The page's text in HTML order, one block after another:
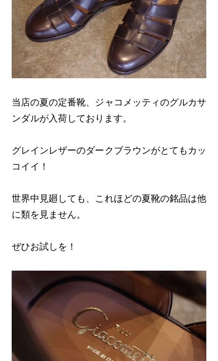
当店の夏の定番靴、ジャコメッティのグルカサ
ンダルが入荷しております。
グレインレザーのダークブラウンがとてもカッ
コイイ！
世界中見廻しても、これほどの夏靴の銘品は他
に類を見ません。
ぜひお試しを！